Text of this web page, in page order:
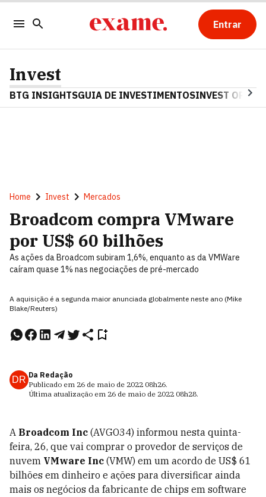
Entrar
Invest
BTG INSIGHTSGUIA DE INVESTIMENTOSINVEST OPINA
Home Invest Mercados
Broadcom compra VMware
por US$ 60 bilhões
As ações da Broadcom subiram 1,6%, enquanto as da VMWare
caíram quase 1% nas negociações de pré-mercado
A aquisição é a segunda maior anunciada globalmente neste ano (Mike
Blake/Reuters)
DR Da Redação
Publicado em 26 de maio de 2022 08h26.
Última atualização em 26 de maio de 2022 08h28.
A Broadcom Inc (AVGO34) informou nesta quinta-
feira, 26, que vai comprar o provedor de serviços de
nuvem VMware Inc (VMW) em um acordo de US$ 61
bilhões em dinheiro e ações para diversificar ainda
mais os negócios da fabricante de chips em software